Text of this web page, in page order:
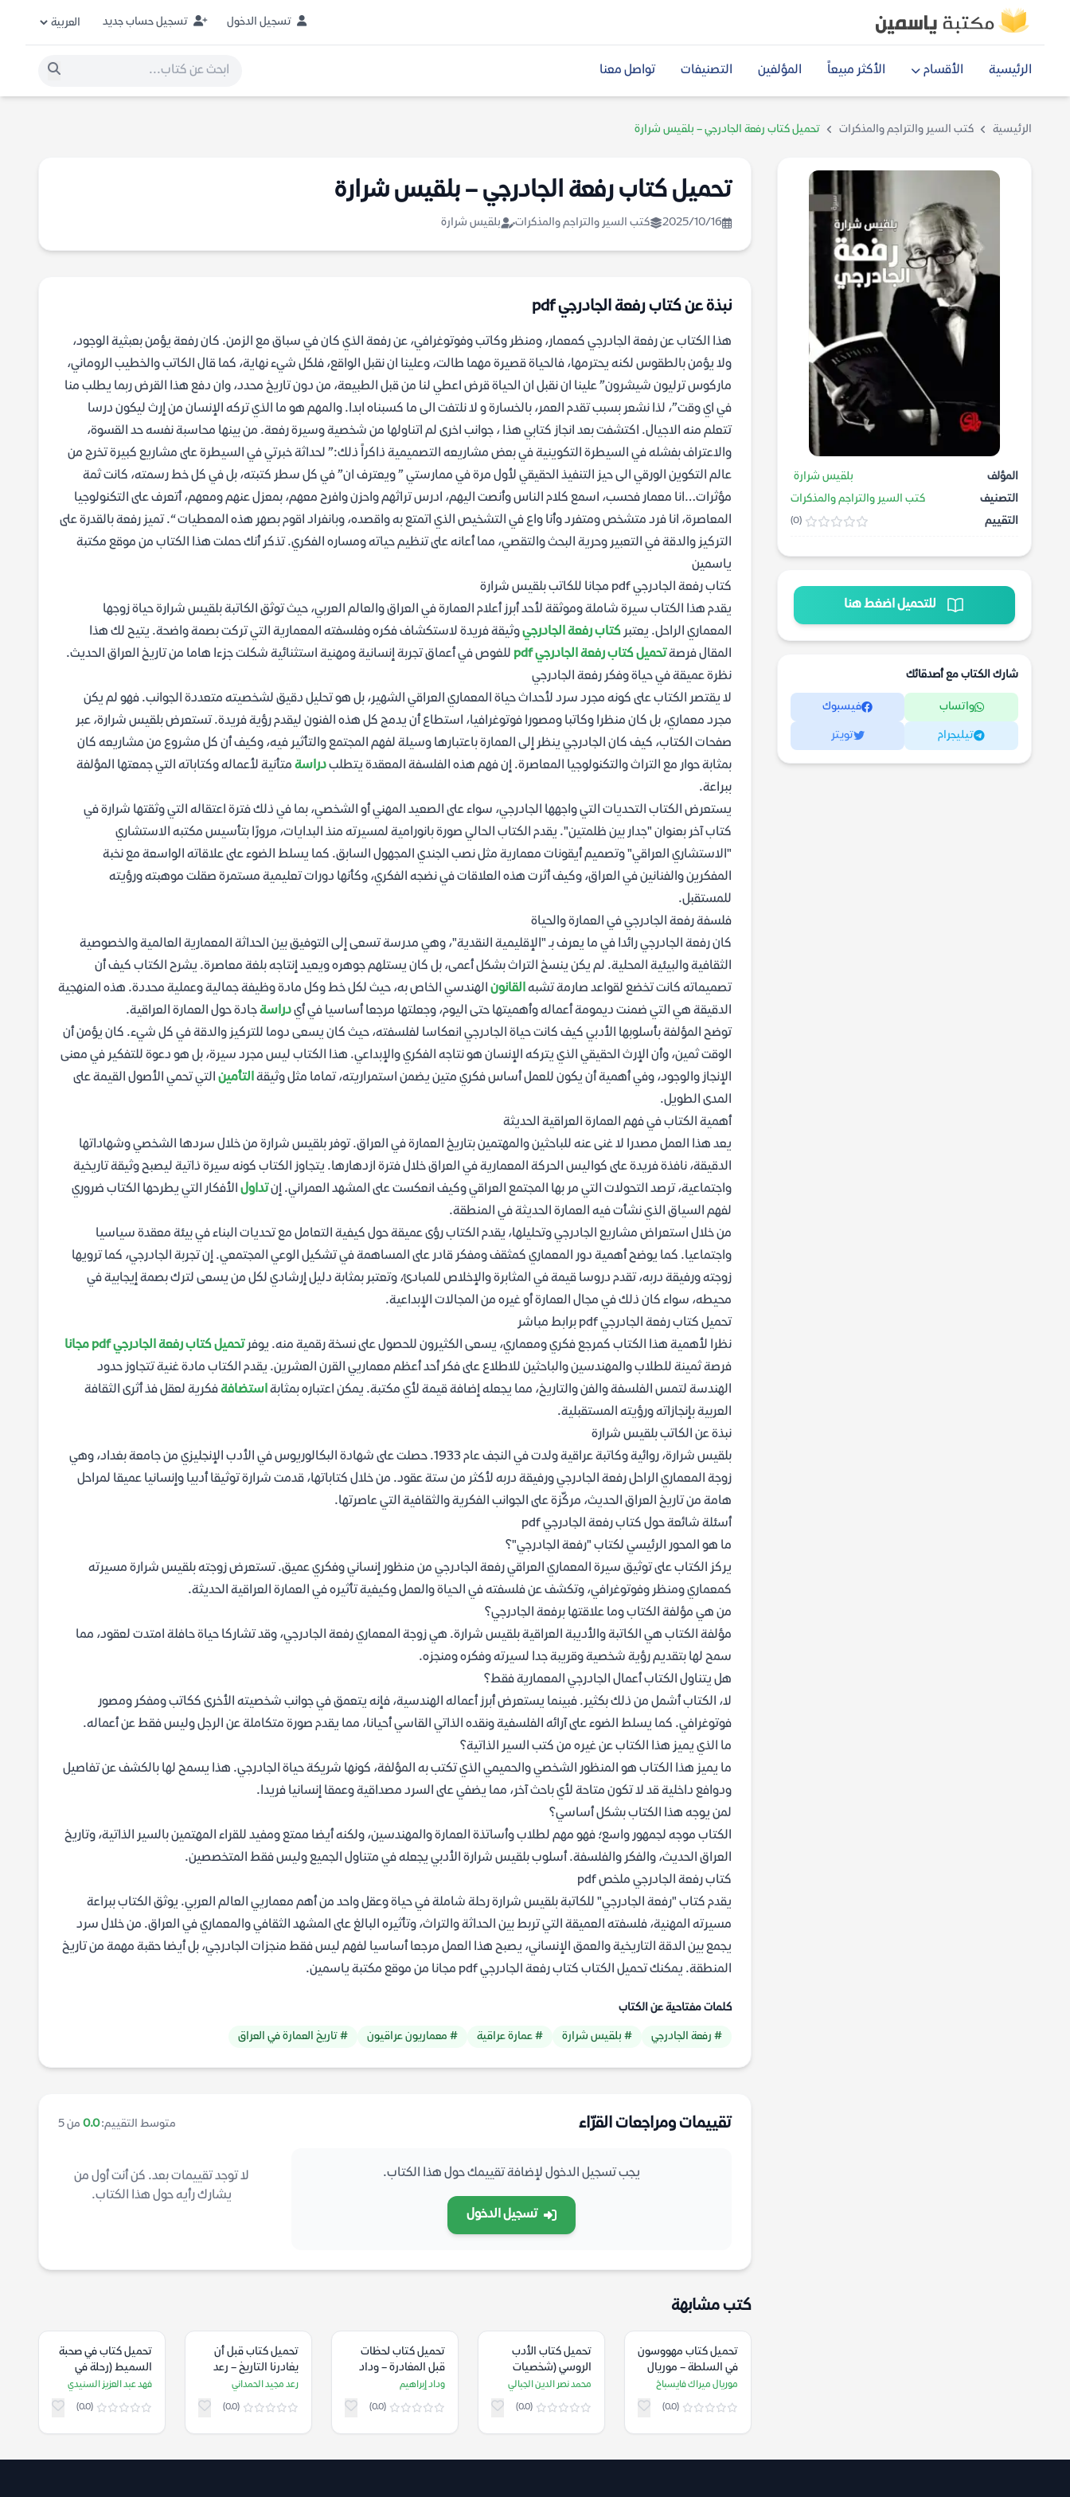
تسجيل الدخول تسجيل حساب جديد
الرئيسية الأقسام الأكثر مبيعاً المؤلفين التصنيفات تواصل معنا
الرئيسية كتب السير والتراجم والمذكرات تحميل كتاب رفعة الجادرجي – بلقيس شرارة
المؤلف
بلقيس شرارة
التصنيف
كتب السير والتراجم والمذكرات
التقييم
(0)
للتحميل اضغط هنا
شارك الكتاب مع أصدقائك
واتساب فيسبوك
تيليجرام تويتر
تحميل كتاب رفعة الجادرجي – بلقيس شرارة
2025/10/16 كتب السير والتراجم والمذكرات بلقيس شرارة
نبذة عن كتاب رفعة الجادرجي pdf
هذا الكتاب عن رفعة الجادرجي كمعمار، ومنظر وكاتب وفوتوغرافي، عن رفعة الذي كان في سباق مع الزمن. كان رفعة يؤمن بعبثية الوجود،
ولا يؤمن بالطقوس لكنه يحترمها، فالحياة قصيرة مهما طالت، وعلينا ان نقبل الواقع، فلكل شيء نهاية، كما قال الكاتب والخطيب الروماني،
ماركوس ترليون شيشرون” علينا ان نقبل ان الحياة قرض اعطي لنا من قبل الطبيعة، من دون تاريخ محدد، وان دفع هذا القرض ربما يطلب منا
في اي وقت”، لذا نشعر بسبب تقدم العمر، بالخسارة و لا نلتفت الى ما كسبناه ابدا. والمهم هو ما الذي تركه الإنسان من إرث ليكون درسا
تتعلم منه الاجيال. اكتشفت بعد انجاز كتابي هذا ، جوانب اخرى لم اتناولها من شخصية وسيرة رفعة. من بينها محاسبة نفسه حد القسوة،
والاعتراف بفشله في السيطرة التكوينية في بعض مشاريعه التصميمية ذاكراً ذلك:” لحداثة خبرتي في السيطرة على مشاريع كبيرة تخرج من
عالم التكوين الورقي الى حيز التنفيذ الحقيقي لأول مرة في ممارستي ” ويعترف ان” في كل سطر كتبته، بل في كل خط رسمته، كانت ثمة
مؤثرات…انا معمار فحسب، اسمع كلام الناس وأنصت اليهم، ادرس تراثهم واحزن وافرح معهم، بمعزل عنهم ومعهم، أتعرف على التكنولوجيا
المعاصرة، انا فرد متشخص ومتفرد وأنا واع في التشخيص الذي اتمتع به واقصده، وبانفراد اقوم بصهر هذه المعطيات “. تميز رفعة بالقدرة على
التركيز والدقة في التعبير وحرية البحث والتقصي، مما أعانه على تنظيم حياته ومساره الفكري. تذكر أنك حملت هذا الكتاب من موقع مكتبة
ياسمين
كتاب رفعة الجادرجي pdf مجانا للكاتب بلقيس شرارة
يقدم هذا الكتاب سيرة شاملة وموثقة لأحد أبرز أعلام العمارة في العراق والعالم العربي، حيث توثق الكاتبة بلقيس شرارة حياة زوجها
المعماري الراحل. يعتبر كتاب رفعة الجادرجيوثيقة فريدة لاستكشاف فكره وفلسفته المعمارية التي تركت بصمة واضحة. يتيح لك هذا
المقال فرصةتحميل كتاب رفعة الجادرجي pdf
للغوص في أعماق تجربة إنسانية ومهنية استثنائية شكلت جزءا هاما من تاريخ العراق الحديث.
نظرة عميقة في حياة وفكر رفعة الجادرجي
لا يقتصر الكتاب على كونه مجرد سرد لأحداث حياة المعماري العراقي الشهير، بل هو تحليل دقيق لشخصيته متعددة الجوانب. فهو لم يكن
مجرد معماري، بل كان منظرا وكاتبا ومصورا فوتوغرافيا، استطاع أن يدمج كل هذه الفنون ليقدم رؤية فريدة. تستعرض بلقيس شرارة، عبر
صفحات الكتاب، كيف كان الجادرجي ينظر إلى العمارة باعتبارها وسيلة لفهم المجتمع والتأثير فيه، وكيف أن كل مشروع من مشاريعه كان
بمثابة حوار مع التراث والتكنولوجيا المعاصرة. إن فهم هذه الفلسفة المعقدة يتطلبدراسة متأنية لأعماله وكتاباته التي جمعتها المؤلفة
ببراعة.
يستعرض الكتاب التحديات التي واجهها الجادرجي، سواء على الصعيد المهني أو الشخصي، بما في ذلك فترة اعتقاله التي وثقتها شرارة في
كتاب آخر بعنوان "جدار بين ظلمتين". يقدم الكتاب الحالي صورة بانورامية لمسيرته منذ البدايات، مرورًا بتأسيس مكتبه الاستشاري
"الاستشاري العراقي" وتصميم أيقونات معمارية مثل نصب الجندي المجهول السابق. كما يسلط الضوء على علاقاته الواسعة مع نخبة
المفكرين والفنانين في العراق، وكيف أثرت هذه العلاقات في نضجه الفكري، وكأنها دورات تعليمية مستمرة صقلت موهبته ورؤيته
للمستقبل.
فلسفة رفعة الجادرجي في العمارة والحياة
كان رفعة الجادرجي رائدا في ما يعرف بـ "الإقليمية النقدية"، وهي مدرسة تسعى إلى التوفيق بين الحداثة المعمارية العالمية والخصوصية
الثقافية والبيئية المحلية. لم يكن ينسخ التراث بشكل أعمى، بل كان يستلهم جوهره ويعيد إنتاجه بلغة معاصرة. يشرح الكتاب كيف أن
تصميماته كانت تخضع لقواعد صارمة تشبهالقانون الهندسي الخاص به، حيث لكل خط وكل مادة وظيفة جمالية وعملية محددة. هذه المنهجية
الدقيقة هي التي ضمنت ديمومة أعماله وأهميتها حتى اليوم، وجعلتها مرجعا أساسيا في أيدراسةجادة حول العمارة العراقية.
توضح المؤلفة بأسلوبها الأدبي كيف كانت حياة الجادرجي انعكاسا لفلسفته، حيث كان يسعى دوما للتركيز والدقة في كل شيء. كان يؤمن أن
الوقت ثمين، وأن الإرث الحقيقي الذي يتركه الإنسان هو نتاجه الفكري والإبداعي. هذا الكتاب ليس مجرد سيرة، بل هو دعوة للتفكير في معنى
الإنجاز والوجود، وفي أهمية أن يكون للعمل أساس فكري متين يضمن استمراريته، تماما مثل وثيقةالتأمين التي تحمي الأصول القيمة على
المدى الطويل.
أهمية الكتاب في فهم العمارة العراقية الحديثة
يعد هذا العمل مصدرا لا غنى عنه للباحثين والمهتمين بتاريخ العمارة في العراق. توفر بلقيس شرارة من خلال سردها الشخصي وشهاداتها
الدقيقة، نافذة فريدة على كواليس الحركة المعمارية في العراق خلال فترة ازدهارها. يتجاوز الكتاب كونه سيرة ذاتية ليصبح وثيقة تاريخية
واجتماعية، ترصد التحولات التي مر بها المجتمع العراقي وكيف انعكست على المشهد العمراني. إنتداول الأفكار التي يطرحها الكتاب ضروري
لفهم السياق الذي نشأت فيه العمارة الحديثة في المنطقة.
من خلال استعراض مشاريع الجادرجي وتحليلها، يقدم الكتاب رؤى عميقة حول كيفية التعامل مع تحديات البناء في بيئة معقدة سياسيا
واجتماعيا. كما يوضح أهمية دور المعماري كمثقف ومفكر قادر على المساهمة في تشكيل الوعي المجتمعي. إن تجربة الجادرجي، كما ترويها
زوجته ورفيقة دربه، تقدم دروسا قيمة في المثابرة والإخلاص للمبادئ، وتعتبر بمثابة دليل إرشادي لكل من يسعى لترك بصمة إيجابية في
محيطه، سواء كان ذلك في مجال العمارة أو غيره من المجالات الإبداعية.
تحميل كتاب رفعة الجادرجي pdf برابط مباشر
نظرا لأهمية هذا الكتاب كمرجع فكري ومعماري، يسعى الكثيرون للحصول على نسخة رقمية منه. يوفرتحميل كتاب رفعة الجادرجي pdf مجانا
فرصة ثمينة للطلاب والمهندسين والباحثين للاطلاع على فكر أحد أعظم معماريي القرن العشرين. يقدم الكتاب مادة غنية تتجاوز حدود
الهندسة لتمس الفلسفة والفن والتاريخ، مما يجعله إضافة قيمة لأي مكتبة. يمكن اعتباره بمثابةاستضافةفكرية لعقل فذ أثرى الثقافة
العربية بإنجازاته ورؤيته المستقبلية.
نبذة عن الكاتب بلقيس شرارة
بلقيس شرارة، روائية وكاتبة عراقية ولدت في النجف عام 1933. حصلت على شهادة البكالوريوس في الأدب الإنجليزي من جامعة بغداد، وهي
زوجة المعماري الراحل رفعة الجادرجي ورفيقة دربه لأكثر من ستة عقود. من خلال كتاباتها، قدمت شرارة توثيقا أدبيا وإنسانيا عميقا لمراحل
هامة من تاريخ العراق الحديث، مركّزة على الجوانب الفكرية والثقافية التي عاصرتها.
أسئلة شائعة حول كتاب رفعة الجادرجي pdf
ما هو المحور الرئيسي لكتاب "رفعة الجادرجي"؟
يركز الكتاب على توثيق سيرة المعماري العراقي رفعة الجادرجي من منظور إنساني وفكري عميق. تستعرض زوجته بلقيس شرارة مسيرته
كمعماري ومنظر وفوتوغرافي، وتكشف عن فلسفته في الحياة والعمل وكيفية تأثيره في العمارة العراقية الحديثة.
من هي مؤلفة الكتاب وما علاقتها برفعة الجادرجي؟
مؤلفة الكتاب هي الكاتبة والأديبة العراقية بلقيس شرارة. هي زوجة المعماري رفعة الجادرجي، وقد تشاركا حياة حافلة امتدت لعقود، مما
سمح لها بتقديم رؤية شخصية وقريبة جدا لسيرته وفكره ومنجزه.
هل يتناول الكتاب أعمال الجادرجي المعمارية فقط؟
لا، الكتاب أشمل من ذلك بكثير. فبينما يستعرض أبرز أعماله الهندسية، فإنه يتعمق في جوانب شخصيته الأخرى ككاتب ومفكر ومصور
فوتوغرافي. كما يسلط الضوء على آرائه الفلسفية ونقده الذاتي القاسي أحيانا، مما يقدم صورة متكاملة عن الرجل وليس فقط عن أعماله.
ما الذي يميز هذا الكتاب عن غيره من كتب السير الذاتية؟
ما يميز هذا الكتاب هو المنظور الشخصي والحميمي الذي تكتب به المؤلفة، كونها شريكة حياة الجادرجي. هذا يسمح لها بالكشف عن تفاصيل
ودوافع داخلية قد لا تكون متاحة لأي باحث آخر، مما يضفي على السرد مصداقية وعمقا إنسانيا فريدا.
لمن يوجه هذا الكتاب بشكل أساسي؟
الكتاب موجه لجمهور واسع؛ فهو مهم لطلاب وأساتذة العمارة والمهندسين، ولكنه أيضا ممتع ومفيد للقراء المهتمين بالسير الذاتية، وتاريخ
العراق الحديث، والفكر والفلسفة. أسلوب بلقيس شرارة الأدبي يجعله في متناول الجميع وليس فقط المتخصصين.
كتاب رفعة الجادرجي ملخص pdf
يقدم كتاب "رفعة الجادرجي" للكاتبة بلقيس شرارة رحلة شاملة في حياة وعقل واحد من أهم معماريي العالم العربي. يوثق الكتاب ببراعة
مسيرته المهنية، فلسفته العميقة التي تربط بين الحداثة والتراث، وتأثيره البالغ على المشهد الثقافي والمعماري في العراق. من خلال سرد
يجمع بين الدقة التاريخية والعمق الإنساني، يصبح هذا العمل مرجعا أساسيا لفهم ليس فقط منجزات الجادرجي، بل أيضا حقبة مهمة من تاريخ
المنطقة. يمكنك تحميل الكتاب كتاب رفعة الجادرجي pdf مجانا من موقع مكتبة ياسمين.
كلمات مفتاحية عن الكتاب
# رفعة الجادرجي # بلقيس شرارة # عمارة عراقية # معماريون عراقيون # تاريخ العمارة في العراق
تقييمات ومراجعات القرّاء متوسط التقييم:0.0 من 5
يجب تسجيل الدخول لإضافة تقييمك حول هذا الكتاب.
تسجيل الدخول
لا توجد تقييمات بعد. كن أنت أول من
يشارك رأيه حول هذا الكتاب.
كتب مشابهة
تحميل كتاب مهووسون
في السلطة – موريال
ميراك فايسباخ
موريال ميراك فايسباخ
(0.0)
تحميل كتاب الأدب
الروسي (شخصيات
وتاريخ وظواهر) –
محمد نصر الدين الجبالي
محمد نصر الدين الجبالي
(0.0)
تحميل كتاب لحظات
قبل المغادرة – وداد
إبراهيم
وداد إبراهيم
(0.0)
تحميل كتاب قبل أن
يغادرنا التاريخ – رعد
مجيد الحمداني
رعد مجيد الحمداني
(0.0)
تحميل كتاب في صحبة
السميط (رحلة في
أعماق القارة المنسية)
– فهد عبد العزيز
السنيدي
فهد عبد العزيز السنيدي
(0.0)